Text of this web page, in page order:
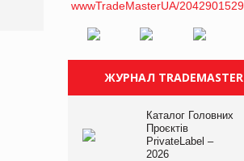
ЖУРНАЛ TRADEMASTER
Каталог Головних
Проєктів
PrivateLabel –
2026